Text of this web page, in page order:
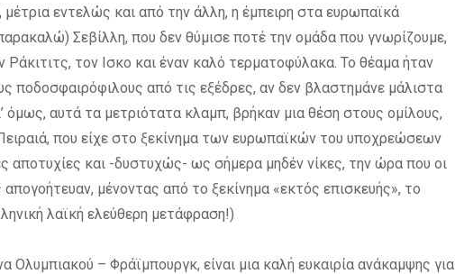
εντελώς και από την άλλη, η έμπειρη στα ευρωπαϊκά
Σεβίλλη, που δεν θύμισε ποτέ την ομάδα που γνωρίζουμε,
Ράκιτιτς, τον Ισκο και έναν καλό τερματοφύλακα. Το θέαμα ήταν
ποδοσφαιρόφιλους από τις εξέδρες, αν δεν βλαστημάνε μάλιστα
όμως, αυτά τα μετριότατα κλαμπ, βρήκαν μια θέση στους ομίλους,
που είχε στο ξεκίνημα των ευρωπαϊκών του υποχρεώσεων
αποτυχίες και -δυστυχώς- ως σήμερα μηδέν νίκες, την ώρα που οι
απογοήτευαν, μένοντας από το ξεκίνημα «εκτός επισκευής», το
λαϊκή ελεύθερη μετάφραση!)
– Φράϊμπουργκ, είναι μια καλή ευκαιρία ανάκαμψης για